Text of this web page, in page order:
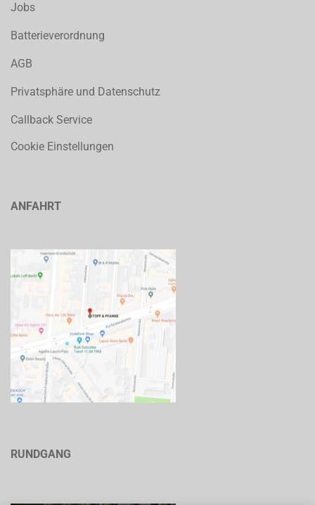
Jobs
Batterieverordnung
AGB
Privatsphäre und Datenschutz
Callback Service
Cookie Einstellungen
ANFAHRT
RUNDGANG